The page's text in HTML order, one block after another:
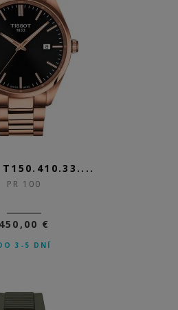
T150.410.33....
PR 100
450,00 €
3-5 DNÍ